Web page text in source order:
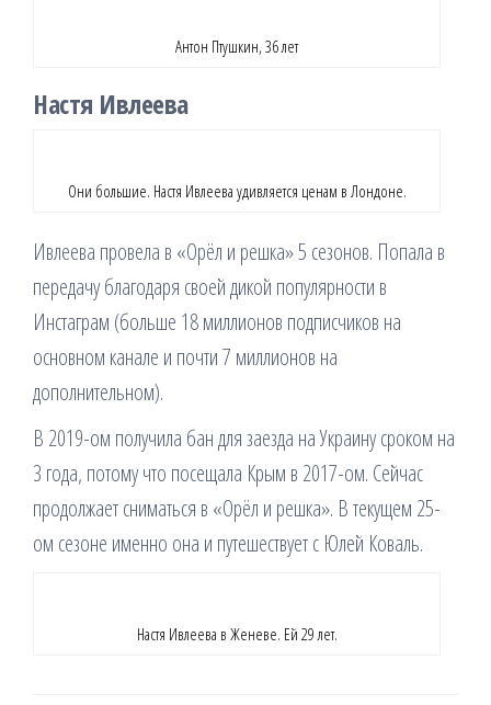
Антон Птушкин, 36 лет
Настя Ивлеева
Они большие. Настя Ивлеева удивляется ценам в Лондоне.
Ивлеева провела в «Орёл и решка» 5 сезонов. Попала в
передачу благодаря своей дикой популярности в
Инстаграм (больше 18 миллионов подписчиков на
основном канале и почти 7 миллионов на
дополнительном).
В 2019-ом получила бан для заезда на Украину сроком на
3 года, потому что посещала Крым в 2017-ом. Сейчас
продолжает сниматься в «Орёл и решка». В текущем 25-
ом сезоне именно она и путешествует с Юлей Коваль.
Настя Ивлеева в Женеве. Ей 29 лет.